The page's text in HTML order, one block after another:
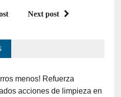
Next post
menos! Refuerza
acciones de limpieza en